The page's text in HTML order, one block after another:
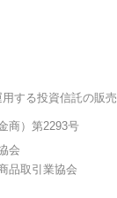
する投資信託の販売
商）第2293号
会
品取引業協会